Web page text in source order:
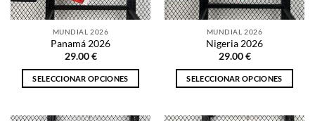
en
la
página
de
en
la
página
de
MUNDIAL 2026
Panamá 2026
29.00€
SELECCIONAR OPCIONES
MUNDIAL 2026
Nigeria 2026
29.00€
SELECCIONAR OPCIONES